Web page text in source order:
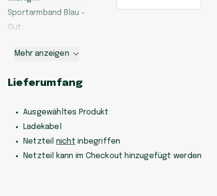
Sportarmband Blau -
Gut
Mehr anzeigen
Lieferumfang
Ausgewähltes Produkt
Ladekabel
Netzteil nicht inbegriffen
Netzteil kann im Checkout hinzugefügt werden